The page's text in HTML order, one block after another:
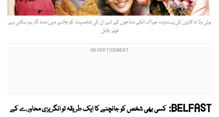
بولی وڈ اداکاروں کی پسندیدہ خوراک انکے مداحوں کے لئے ان کی شخصیت کو جاننے میں مدد گار ہو سکتی ہے
فوٹو : فائل
BELFAST: کسی بھی شخص کو جانچنے کا ایک طریقہ تو انگریزی محاورے کے